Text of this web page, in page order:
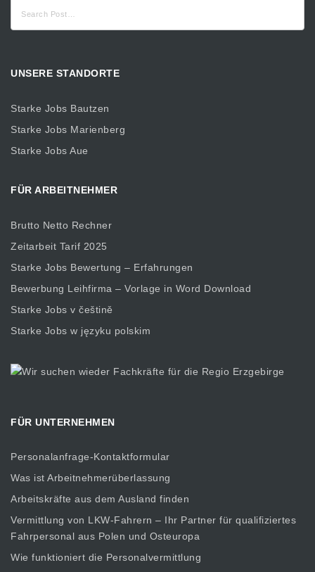
nach:
UNSERE STANDORTE
Starke Jobs Bautzen
Starke Jobs Marienberg
Starke Jobs Aue
FÜR ARBEITNEHMER
Brutto Netto Rechner
Zeitarbeit Tarif 2025
Starke Jobs Bewertung – Erfahrungen
Bewerbung Leihfirma – Vorlage in Word Download
Starke Jobs v češtině
Starke Jobs w języku polskim
FÜR UNTERNEHMEN
Personalanfrage-Kontaktformular
Was ist Arbeitnehmerüberlassung
Arbeitskräfte aus dem Ausland finden
Vermittlung von LKW-Fahrern – Ihr Partner für qualifiziertes
Fahrpersonal aus Polen und Osteuropa
Wie funktioniert die Personalvermittlung